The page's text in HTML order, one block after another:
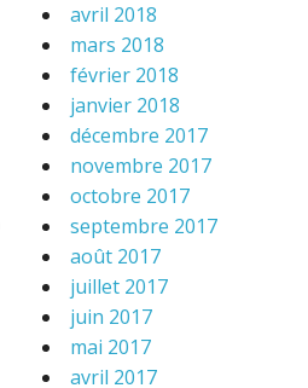
avril 2018
mars 2018
février 2018
janvier 2018
décembre 2017
novembre 2017
octobre 2017
septembre 2017
août 2017
juillet 2017
juin 2017
mai 2017
avril 2017